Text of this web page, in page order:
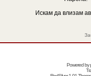
Искам да влизам
Powered by